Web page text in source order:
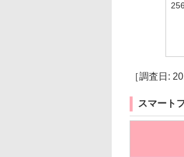
［調査日:
スマート